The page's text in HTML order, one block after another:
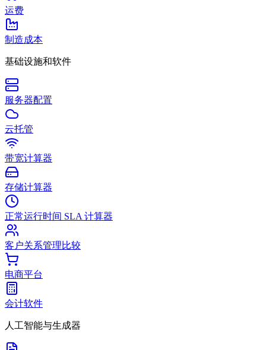
运费
制造成本
基础设施和软件
服务器配置
云托管
带宽计算器
存储计算器
正常运行时间 SLA 计算器
客户关系管理比较
电商平台
会计软件
人工智能与生成器